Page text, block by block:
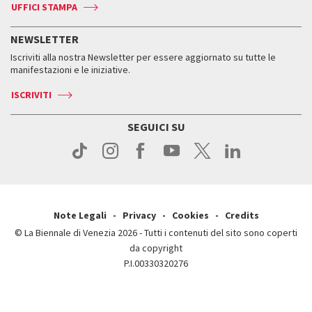
Press
Accrediti
Come raggiungerci
Accrediti
Come raggiungerci
Contatti
Press
Press
Edizioni passate
Orari e sedi
Biglietti
Servizi al pubblico
Come raggiungerci
Contatti
ASAC DATI
Storia
Orari e sedi
UFFICI STAMPA
NEWSLETTER
Iscriviti alla nostra Newsletter per essere aggiornato su tutte le
manifestazioni e le iniziative.
ISCRIVITI
SEGUICI SU
Note Legali Privacy Cookies
Credits
© La Biennale di Venezia 2026 - Tutti i contenuti del sito sono coperti
da copyright
P.I.00330320276